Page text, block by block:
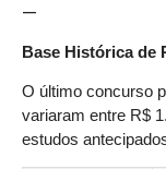
—
Base Histórica de
O último concurso
variaram entre R$
estudos